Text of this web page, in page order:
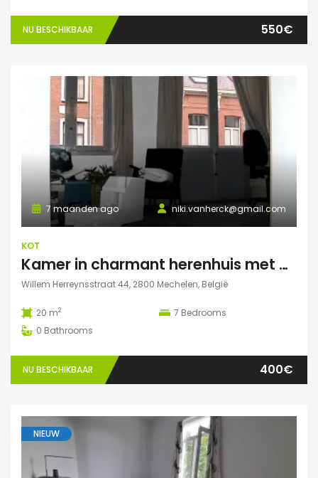
NU BESCHIKBAAR 550€
niki.vanherck@gmail.com
7 maanden ago
KOT
Kamer in charmant herenhuis met grote zonnige tuin
Willem Herreynsstraat 44, 2800 Mechelen, België
20 m2 7 Bedrooms
0 Bathrooms
NU BESCHIKBAAR 400€
NIEUW